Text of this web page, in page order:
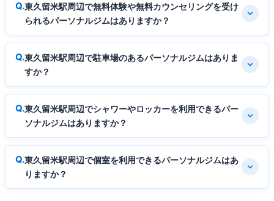
東久留米駅周辺で無料体験や無料カウンセリングを受け
られるパーソナルジムはありますか？
東久留米駅周辺で駐車場のあるパーソナルジムはありま
すか？
東久留米駅周辺でシャワーやロッカーを利用できるパー
ソナルジムはありますか？
東久留米駅周辺で個室を利用できるパーソナルジムはあ
りますか？